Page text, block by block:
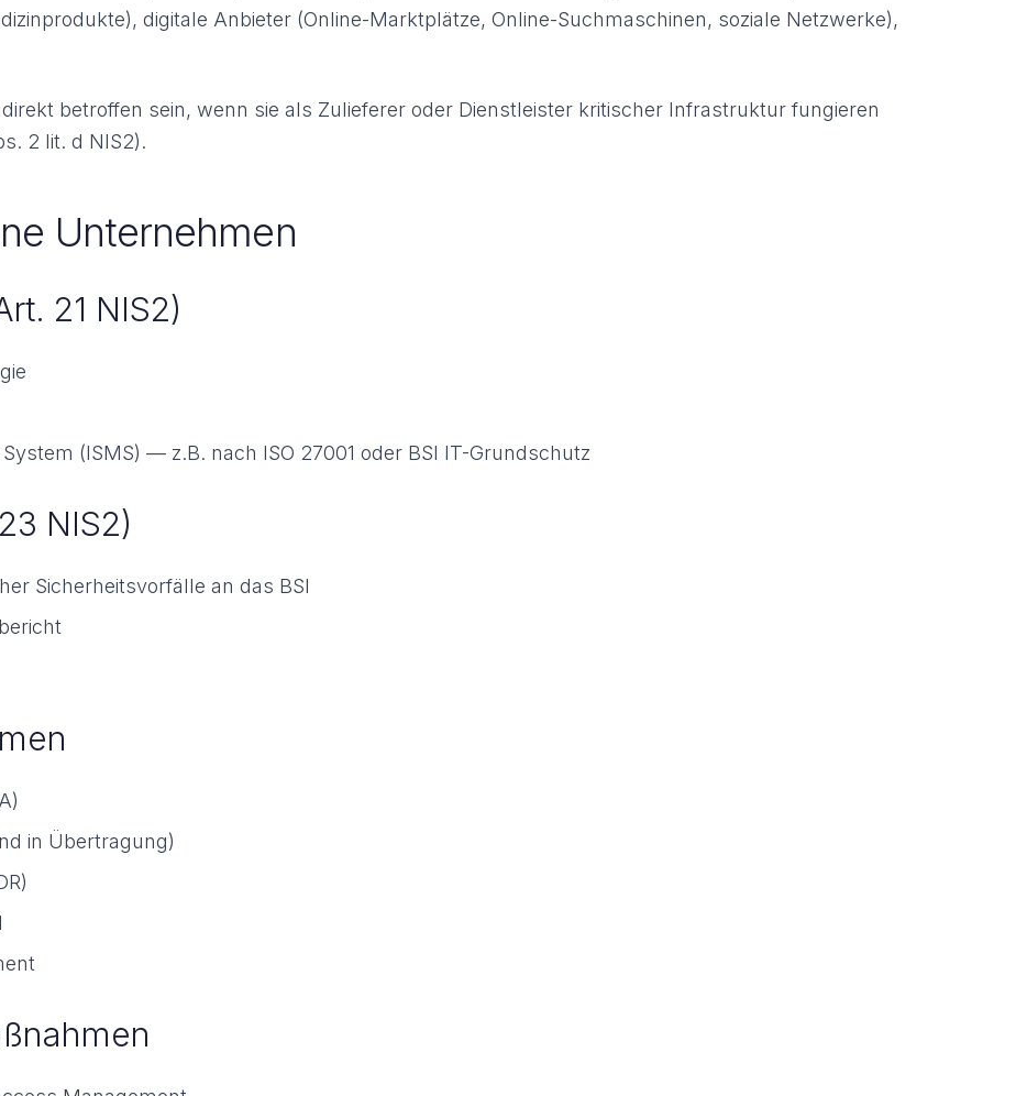
digitale Anbieter (Online-Marktplätze, Online-Suchmaschinen, soziale Netzwerke),
betroffen sein, wenn sie als Zulieferer oder Dienstleister kritischer Infrastruktur fungieren
2 lit. d NIS2).
Unternehmen
21 NIS2)
(ISMS) — z.B. nach ISO 27001 oder BSI IT-Grundschutz
NIS2)
Sicherheitsvorfälle an das BSI
in Übertragung)